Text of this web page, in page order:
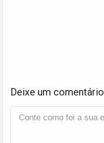
Deixe um comentário